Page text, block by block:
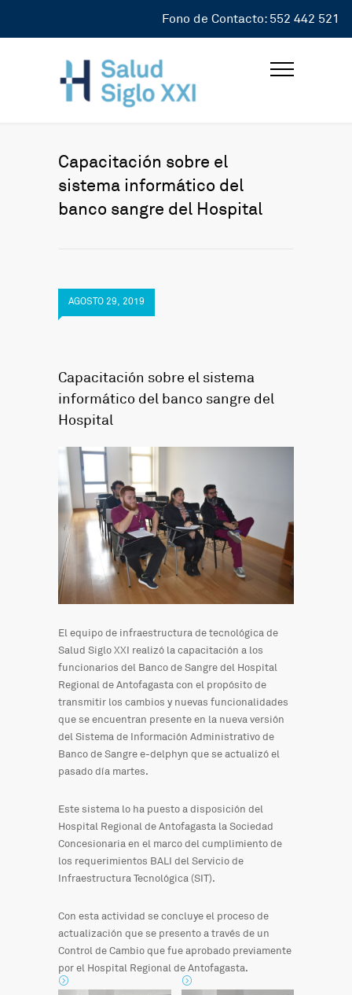
Fono de Contacto: 552 442 521
Capacitación sobre el
sistema informático del
banco sangre del Hospital
AGOSTO 29, 2019
Capacitación sobre el sistema
informático del banco sangre del
Hospital
El equipo de infraestructura de tecnológica de
Salud Siglo XXI realizó la capacitación a los
funcionarios del Banco de Sangre del Hospital
Regional de Antofagasta con el propósito de
transmitir los cambios y nuevas funcionalidades
que se encuentran presente en la nueva versión
del Sistema de Información Administrativo de
Banco de Sangre e-delphyn que se actualizó el
pasado día martes.
Este sistema lo ha puesto a disposición del
Hospital Regional de Antofagasta la Sociedad
Concesionaria en el marco del cumplimiento de
los requerimientos BALI del Servicio de
Infraestructura Tecnológica (SIT).
Con esta actividad se concluye el proceso de
actualización que se presento a través de un
Control de Cambio que fue aprobado previamente
por el Hospital Regional de Antofagasta.